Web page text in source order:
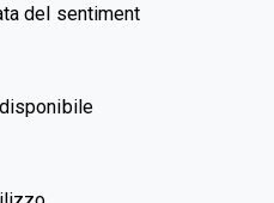
del sentiment